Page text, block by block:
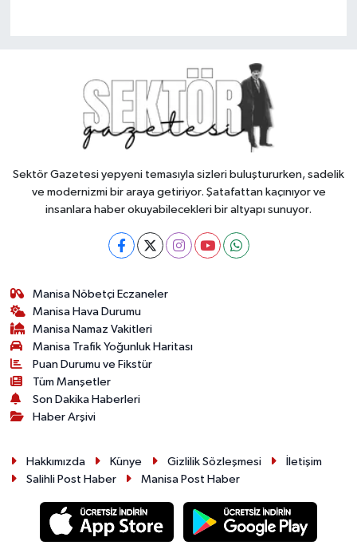
Sektör Gazetesi yepyeni temasıyla sizleri buluştururken, sadelik
ve modernizmi bir araya getiriyor. Şatafattan kaçınıyor ve
insanlara haber okuyabilecekleri bir altyapı sunuyor.
Manisa Nöbetçi Eczaneler
Manisa Hava Durumu
Manisa Namaz Vakitleri
Manisa Trafik Yoğunluk Haritası
Puan Durumu ve Fikstür
Tüm Manşetler
Son Dakika Haberleri
Haber Arşivi
Hakkımızda Künye Gizlilik Sözleşmesi
İletişim
Salihli Post Haber
Manisa Post Haber